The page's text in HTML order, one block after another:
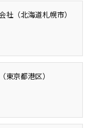
社（北海道札幌市）
東京都港区）